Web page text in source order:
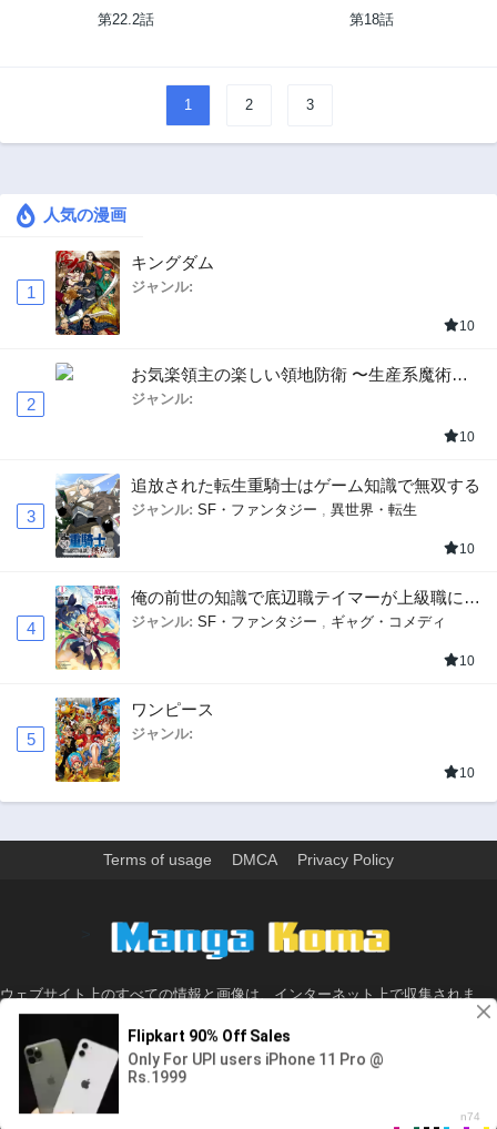
です
第22.2話
ヒロインを救うため異世界で
第18話
1 2 3
人気の漫画
1
キングダム
ジャンル:
10
2
お気楽領主の楽しい領地防衛 〜生産系魔術で
名もなき村を最強の城塞都市に〜
ジャンル:
10
3
追放された転生重騎士はゲーム知識で無双する
ジャンル: SF・ファンタジー , 異世界・転生
10
4
俺の前世の知識で底辺職テイマーが上級職にな
ってしまいそうな件
ジャンル: SF・ファンタジー , ギャグ・コメディ
10
5
ワンピース
ジャンル:
10
Terms of usage DMCA Privacy Policy
ウェブサイト上のすべての情報と画像は、インターネット上で収集されま
す。 このウェブサイトの情報については、所有していないか、責任を負いま
せん。 個人や組織に影響を与える場合は、必要に応じて、すぐに検討して削
除します。